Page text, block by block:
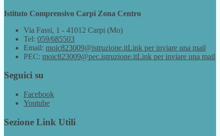
Istituto Comprensivo Carpi Zona Centro
Via Fassi, 1 - 41012 Carpi (Mo)
Tel: 059/685503
Email: moic823009@istruzione.itLink per inviare una mail
PEC: moic823009@pec.istruzione.itLink per inviare una mail
Seguici su
Facebook
Youtube
Sezione Link Utili